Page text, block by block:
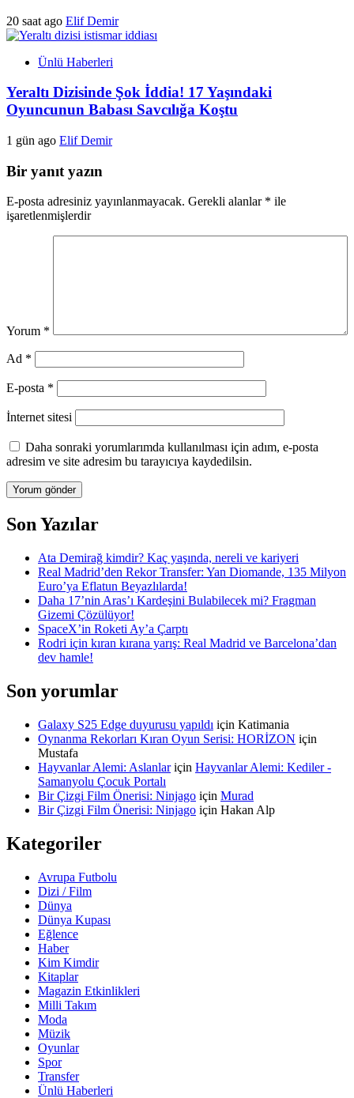
20 saat ago Elif Demir
Ünlü Haberleri
Yeraltı Dizisinde Şok İddia! 17 Yaşındaki
Oyuncunun Babası Savcılığa Koştu
1 gün ago Elif Demir
Bir yanıt yazın
E-posta adresiniz yayınlanmayacak. Gerekli alanlar * ile
işaretlenmişlerdir
Yorum *
Ad *
E-posta *
İnternet sitesi
Daha sonraki yorumlarımda kullanılması için adım, e-posta
adresim ve site adresim bu tarayıcıya kaydedilsin.
Son Yazılar
Ata Demirağ kimdir? Kaç yaşında, nereli ve kariyeri
Real Madrid’den Rekor Transfer: Yan Diomande, 135 Milyon
Euro’ya Eflatun Beyazlılarda!
Daha 17’nin Aras’ı Kardeşini Bulabilecek mi? Fragman
Gizemi Çözülüyor!
SpaceX’in Roketi Ay’a Çarptı
Rodri için kıran kırana yarış: Real Madrid ve Barcelona’dan
dev hamle!
Son yorumlar
Galaxy S25 Edge duyurusu yapıldı için Katimania
Oynanma Rekorları Kıran Oyun Serisi: HORİZON için
Mustafa
Hayvanlar Alemi: Aslanlariçin Hayvanlar Alemi: Kediler -
Samanyolu Çocuk Portalı
Bir Çizgi Film Önerisi: Ninjago için Murad
Bir Çizgi Film Önerisi: Ninjago için Hakan Alp
Kategoriler
Avrupa Futbolu
Dizi / Film
Dünya
Dünya Kupası
Eğlence
Haber
Kim Kimdir
Kitaplar
Magazin Etkinlikleri
Milli Takım
Moda
Müzik
Oyunlar
Spor
Transfer
Ünlü Haberleri